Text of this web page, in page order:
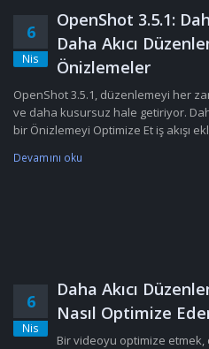
6
Nis
OpenShot 3.5.1:
Daha Akıcı
Önizlemeler
OpenShot 3.5.1, düzenlemeyi her
ve daha kusursuz hale getiriyor.
bir Önizlemeyi Optimize Et iş akışı
Devamını oku
6
Nis
Daha Akıcı
Nasıl Optimize
Bir videoyu optimize